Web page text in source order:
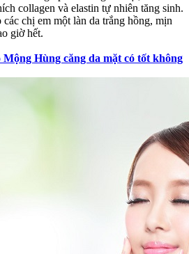
collagen và elastin tự nhiên tăng sinh.
chị em một làn da trắng hồng, mịn
giờ hết.
Mộng Hùng căng da mặt có tốt không